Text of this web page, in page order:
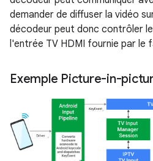
demander de diffuser la vidéo
décodeur peut donc contrôler
l'entrée TV HDMI fournie par le
Exemple Picture-in-